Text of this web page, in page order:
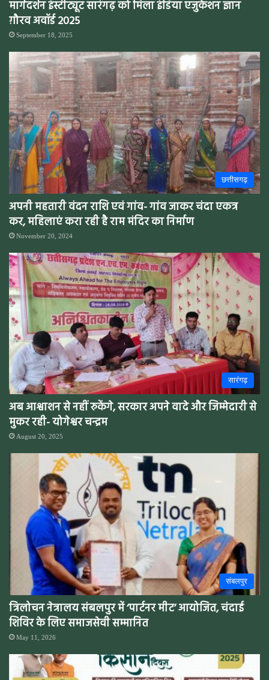
मार्गदर्शन इंस्टीट्यूट सारंगढ़ को मिला इंडिया एजुकेशन ज्ञान
ग़ौरव अवॉर्ड 2025
September 18, 2025
छत्तीसगढ़
अपनी महतारी वंदन राशि एवं गांव- गांव जाकर चंदा एकत्र
कर, महिलाएं करा रही है राम मंदिर का निर्माण
November 20, 2024
सारंगढ़
अब आश्वाशन से नहीं रुकेंगे, सरकार अपने वादे और जिम्मेदारी से
मुकर रही- योगेश्वर चन्द्रम
August 20, 2025
संबलपुर
त्रिलोचन नेत्रालय संबलपुर में ‘पार्टनर मीट’ आयोजित, चंदाई
शिविर के लिए समाजसेवी सम्मानित
May 11, 2026